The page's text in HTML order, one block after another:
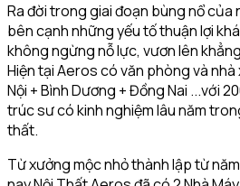
Ra đời trong giai đoạn bùng nổ của
bên cạnh những yếu tố thuận lợi
không ngừng nỗ lực, vươn lên
Hiện tại Aeros có văn phòng và nhà
Nội + Bình Dương + Đồng Nai ...với
trúc sư có kinh nghiệm lâu năm
thất.
Từ xưởng mộc nhỏ thành lập từ